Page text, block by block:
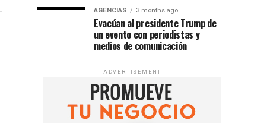
AGENCIAS 3 months ago
Evacúan al presidente Trump de
un evento con periodistas y
medios de comunicación
ADVERTISEMENT